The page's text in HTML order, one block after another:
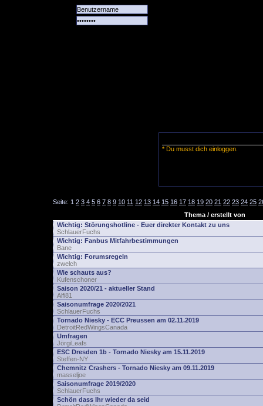
* Du musst dich einloggen.
Seite: 1 2 3 4 5 6 7 8 9 10 11 12 13 14 15 16 17 18 19 20 21 22 23 24 25
Thema / erstellt von
Wichtig: Störungshotline - Euer direkter Kontakt zu uns
SchlauerFuchs
Wichtig: Fanbus Mitfahrbestimmungen
Bane
Wichtig: Forumsregeln
zwelch
Wie schauts aus?
Kufenschoner
Saison 2020/21 - aktueller Stand
Alfi81
Saisonumfrage 2020/2021
SchlauerFuchs
Tornado Niesky - ECC Preussen am 02.11.2019
DetroitRedWingsCanada
Umfragen
JörgiLeafs
ESC Dresden 1b - Tornado Niesky am 15.11.2019
Steffen-NY
Chemnitz Crashers - Tornado Niesky am 09.11.2019
masseljoe
Saisonumfrage 2019/2020
SchlauerFuchs
Schön dass Ihr wieder da seid